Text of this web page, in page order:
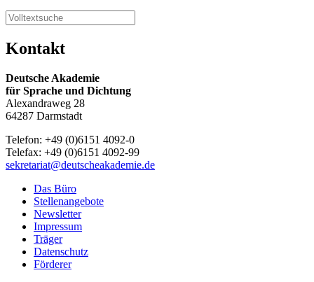
Kontakt
Deutsche Akademie
für Sprache und Dichtung
Alexandraweg 28
64287 Darmstadt
Telefon: +49 (0)6151 4092-0
Telefax: +49 (0)6151 4092-99
sekretariat@deutscheakademie.de
Das Büro
Stellenangebote
Newsletter
Impressum
Träger
Datenschutz
Förderer